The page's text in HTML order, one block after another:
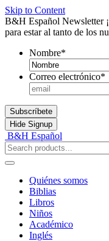
Skip to Content
B&H Español Newsletter
para estar al tanto de los
Nombre*
Correo electrónico*
Subscríbete
Hide Signup
B&H Español
Quiénes somos
Biblias
Libros
Niños
Académico
Inglés